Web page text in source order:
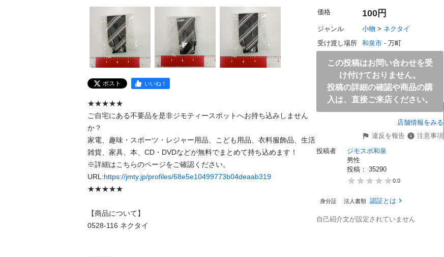
ポスト いいね！
★★★★★
ご自宅にある不要品を是非ジモティースポットへお持ち込みしません
か？
家電、趣味・スポーツ・レジャー用品、こども用品、衣料服飾品、生活
雑貨、家具、本、CD・DVDなどが無料でまとめて持ち込めます！
※詳細はこちらのページをご確認ください。
URL:https://jmty.jp/profiles/68e5e10499773b04deaab319
★★★★★
【商品について】
0528-116 ネクタイ
価格 100円
ジャンル 小物 > ネクタイ
受け渡し場所
和泉市 - 万町
この投稿はお問い合わせを受
け付けておりません。
投稿の詳細の確認や商品の購
入は、直接ご来店ください。
店舗情報をみる
違反を報告
注意事項
投稿者
ジモスポ和泉
男性
投稿： 35290
0.0
身分証 法人書類 認証とは
自己紹介文が設定されていません